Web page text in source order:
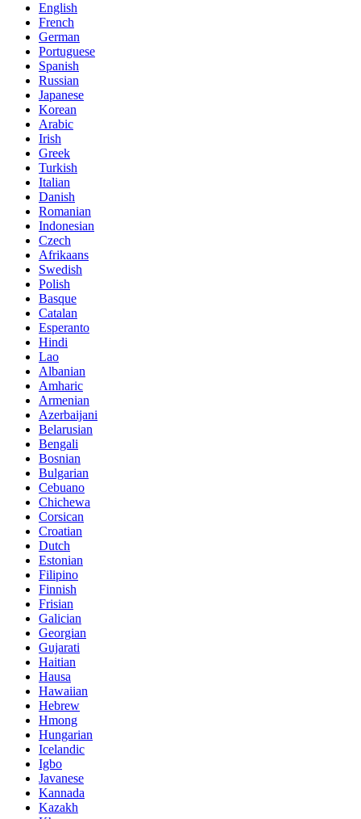
English
French
German
Portuguese
Spanish
Russian
Japanese
Korean
Arabic
Irish
Greek
Turkish
Italian
Danish
Romanian
Indonesian
Czech
Afrikaans
Swedish
Polish
Basque
Catalan
Esperanto
Hindi
Lao
Albanian
Amharic
Armenian
Azerbaijani
Belarusian
Bengali
Bosnian
Bulgarian
Cebuano
Chichewa
Corsican
Croatian
Dutch
Estonian
Filipino
Finnish
Frisian
Galician
Georgian
Gujarati
Haitian
Hausa
Hawaiian
Hebrew
Hmong
Hungarian
Icelandic
Igbo
Javanese
Kannada
Kazakh